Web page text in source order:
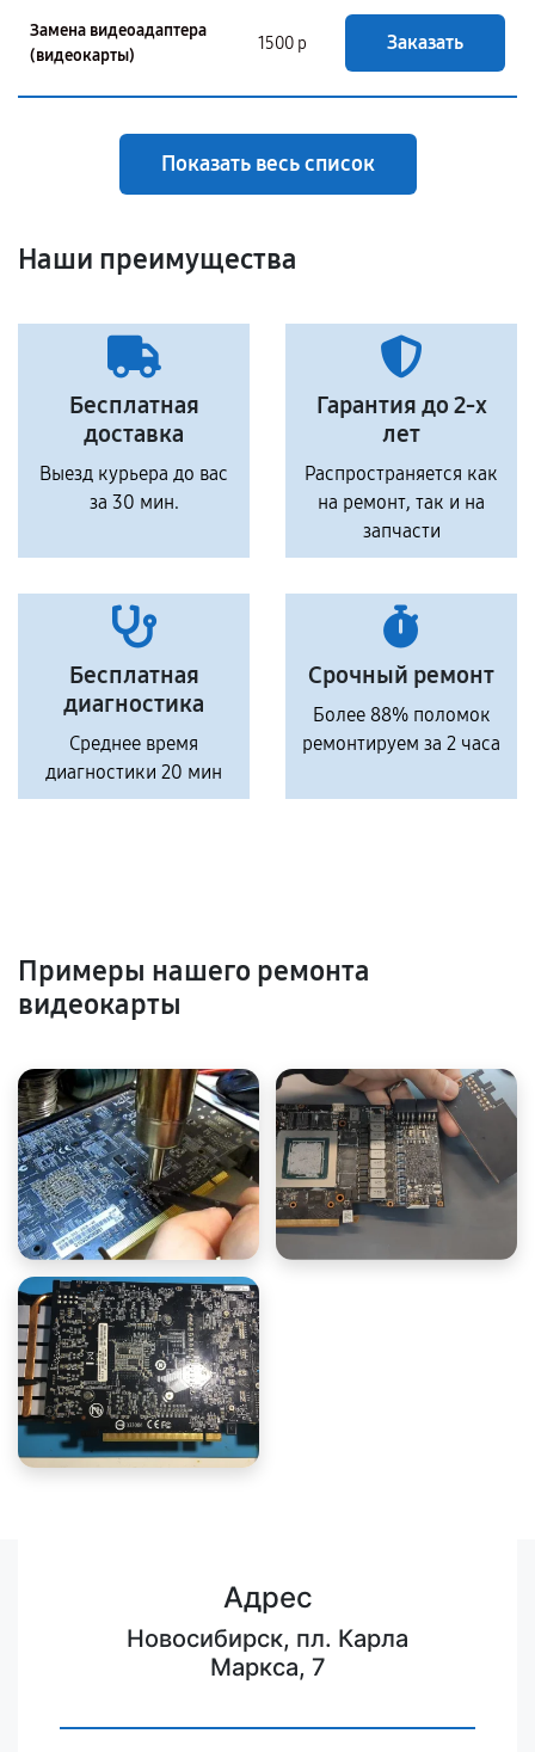
Замена видеоадаптера
(видеокарты)
1500 р Заказать
Показать весь список
Наши преимущества
Бесплатная
доставка
Выезд курьера до вас
за 30 мин.
Гарантия до 2-х
лет
Распространяется как
на ремонт, так и на
запчасти
Бесплатная
диагностика
Среднее время
диагностики 20 мин
Срочный ремонт
Более 88% поломок
ремонтируем за 2 часа
Примеры нашего ремонта
видеокарты
Адрес
Новосибирск, пл. Карла
Маркса, 7